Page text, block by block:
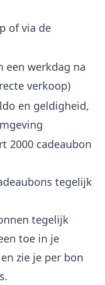
of via de
een werkdag na
verkoop)
en geldigheid,
2000 cadeaubon
tegelijk
tegelijk
toe in je
zie je per bon